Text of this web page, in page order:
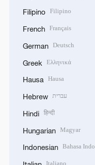
Filipino Filipino
French Français
German Deutsch
Greek Ελληνικά
Hausa Hausa
Hebrew עברית
Hindi हिन्दी
Hungarian Magyar
Indonesian Bahasa